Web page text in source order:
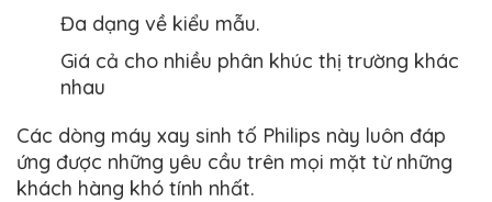
Đa dạng về kiểu mẫu.
Giá cả cho nhiều phân khúc thị trường khác
nhau
Các dòng máy xay sinh tố Philips này luôn đáp
ứng được những yêu cầu trên mọi mặt từ những
khách hàng khó tính nhất.